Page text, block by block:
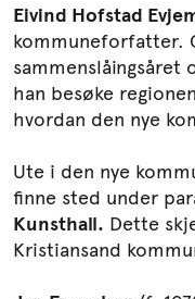
Eivind Hofstad
kommuneforfatter.
sammenslåingsåret
han besøke
hvordan den nye
Ute i den nye
finne sted under
Kunsthall. Dette
Kristiansand